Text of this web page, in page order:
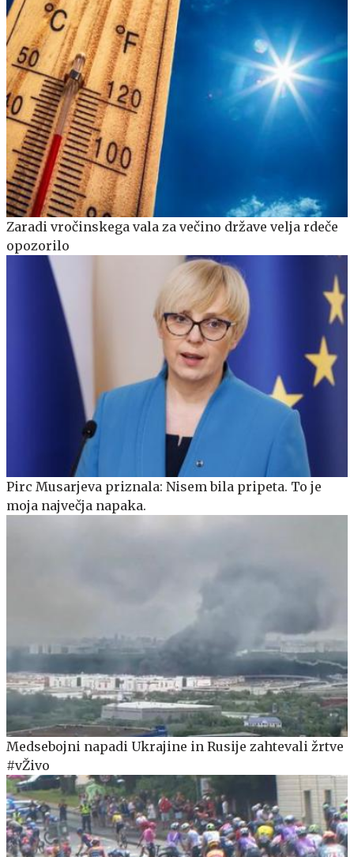
Zaradi vročinskega vala za večino države velja rdeče
opozorilo
Pirc Musarjeva priznala: Nisem bila pripeta. To je
moja največja napaka.
Medsebojni napadi Ukrajine in Rusije zahtevali žrtve
#vŽivo